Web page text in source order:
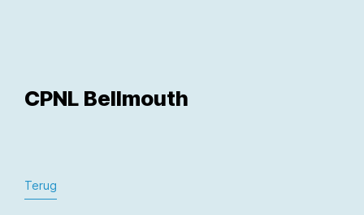
CPNL Bellmouth
Terug